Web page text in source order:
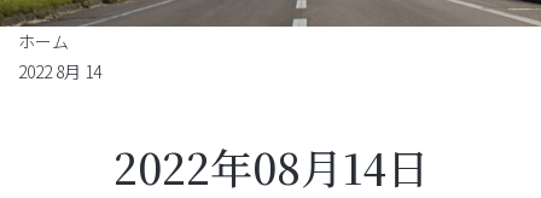
ホーム
2022 8月 14
2022年08月14日